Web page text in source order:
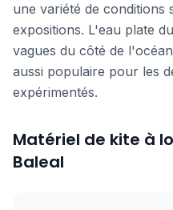
une variété de conditions
expositions. L'eau plate
vagues du côté de
aussi populaire pour les
expérimentés.
Matériel de kite à
Baleal